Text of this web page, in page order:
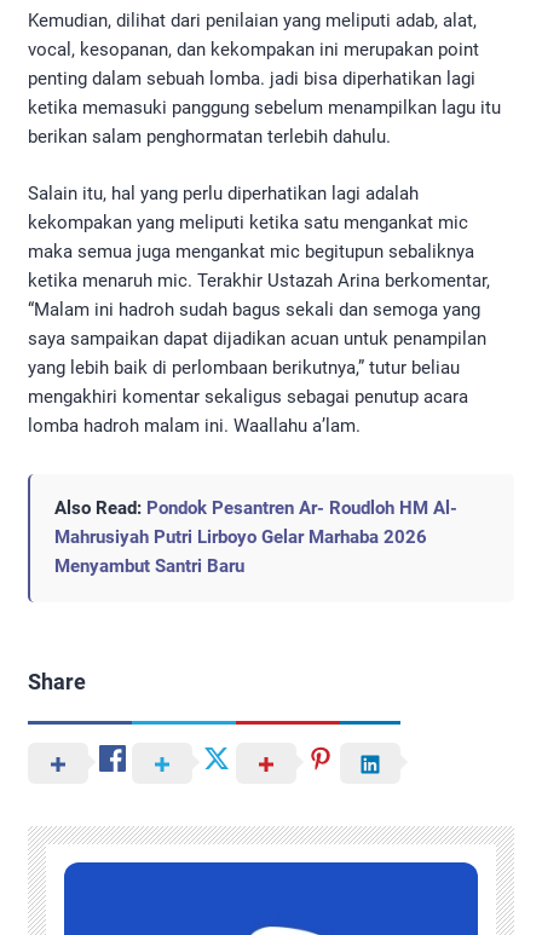
Kemudian, dilihat dari penilaian yang meliputi adab, alat,
vocal, kesopanan, dan kekompakan ini merupakan point
penting dalam sebuah lomba. jadi bisa diperhatikan lagi
ketika memasuki panggung sebelum menampilkan lagu itu
berikan salam penghormatan terlebih dahulu.
Salain itu, hal yang perlu diperhatikan lagi adalah
kekompakan yang meliputi ketika satu mengankat mic
maka semua juga mengankat mic begitupun sebaliknya
ketika menaruh mic. Terakhir Ustazah Arina berkomentar,
“Malam ini hadroh sudah bagus sekali dan semoga yang
saya sampaikan dapat dijadikan acuan untuk penampilan
yang lebih baik di perlombaan berikutnya,” tutur beliau
mengakhiri komentar sekaligus sebagai penutup acara
lomba hadroh malam ini. Waallahu a’lam.
Also Read: Pondok Pesantren Ar- Roudloh HM Al-
Mahrusiyah Putri Lirboyo Gelar Marhaba 2026
Menyambut Santri Baru
Share